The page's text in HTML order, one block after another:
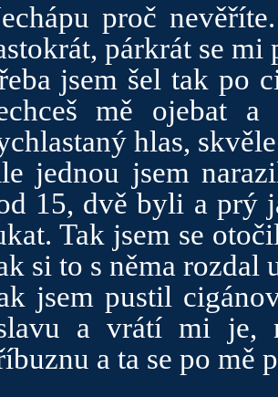
proč
párkrát se mi
jsem šel tak po
mě ojebat a
hlas,
jednou jsem
15, dvě byli a prý
Tak jsem se
si to s něma rozdal
jsem pustil
a vrátí mi je,
a ta se po mě